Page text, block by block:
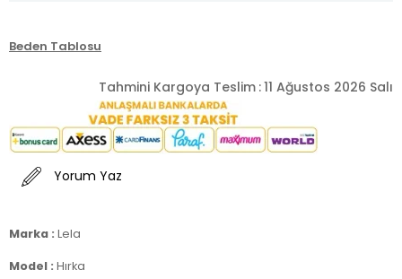
Beden Tablosu
Tahmini Kargoya Teslim :11 Ağustos 2026 Salı
Yorum Yaz
Marka : Lela
Model : Hırka